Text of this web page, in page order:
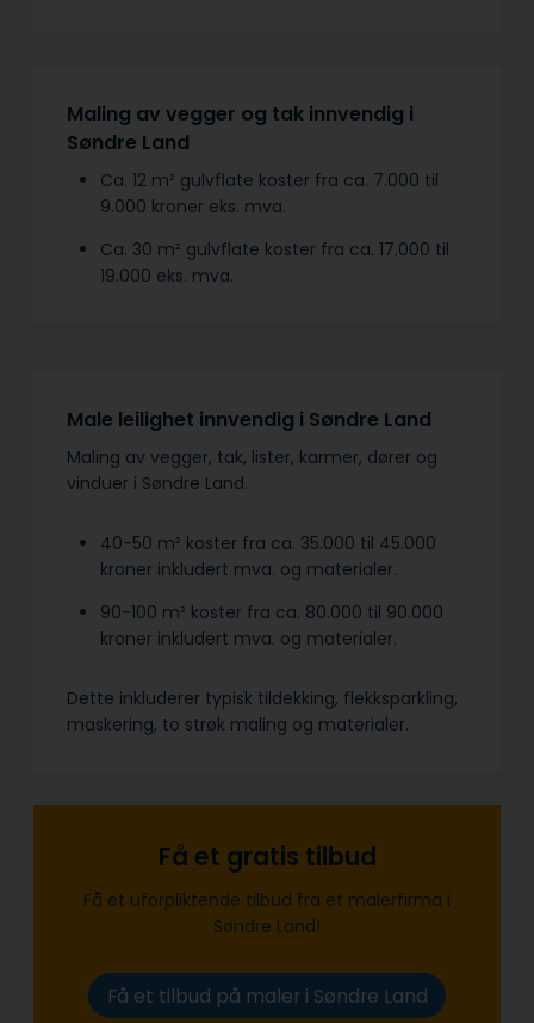
Maling av vegger og tak innvendig i
Søndre Land
Ca. 12 m² gulvflate koster fra ca. 7.000 til
9.000 kroner eks. mva.
Ca. 30 m² gulvflate koster fra ca. 17.000 til
19.000 eks. mva.
Male leilighet innvendig i Søndre Land
Maling av vegger, tak, lister, karmer, dører og
vinduer i Søndre Land.
40-50 m² koster fra ca. 35.000 til 45.000
kroner inkludert mva. og materialer.
90-100 m² koster fra ca. 80.000 til 90.000
kroner inkludert mva. og materialer.
Dette inkluderer typisk tildekking, flekksparkling,
maskering, to strøk maling og materialer.
Få et gratis tilbud
Få et uforpliktende tilbud fra et malerfirma i
Søndre Land!
Få et tilbud på maler i Søndre Land